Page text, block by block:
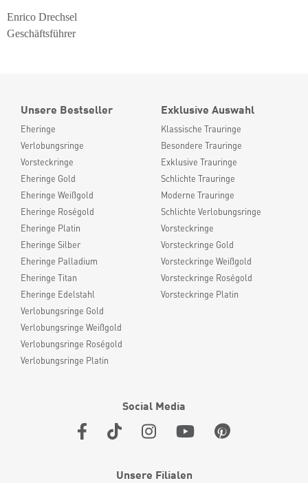
Enrico Drechsel
Geschäftsführer
Unsere Bestseller
Eheringe
Verlobungsringe
Vorsteckringe
Eheringe Gold
Eheringe Weißgold
Eheringe Roségold
Eheringe Platin
Eheringe Silber
Eheringe Palladium
Eheringe Titan
Eheringe Edelstahl
Verlobungsringe Gold
Verlobungsringe Weißgold
Verlobungsringe Roségold
Verlobungsringe Platin
Exklusive Auswahl
Klassische Trauringe
Besondere Trauringe
Exklusive Trauringe
Schlichte Trauringe
Moderne Trauringe
Schlichte Verlobungsringe
Vorsteckringe
Vorsteckringe Gold
Vorsteckringe Weißgold
Vorsteckringe Roségold
Vorsteckringe Platin
Social Media
Unsere Filialen